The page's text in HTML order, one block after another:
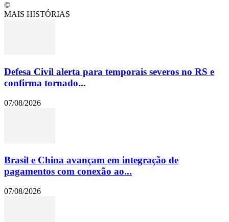
©
MAIS HISTÓRIAS
Defesa Civil alerta para temporais severos no RS e
confirma tornado...
07/08/2026
Brasil e China avançam em integração de
pagamentos com conexão ao...
07/08/2026